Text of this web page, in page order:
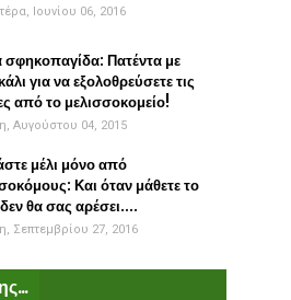
Ιουνίου 06, 2016
σφηκοπαγίδα: Πατέντα με
για να εξολοθρεύσετε τις
από το μελισσοκομείο!
Αυγούστου 04, 2015
μέλι μόνο από
Και όταν μάθετε το
δεν θα σας αρέσει....
Σεπτεμβρίου 27, 2016